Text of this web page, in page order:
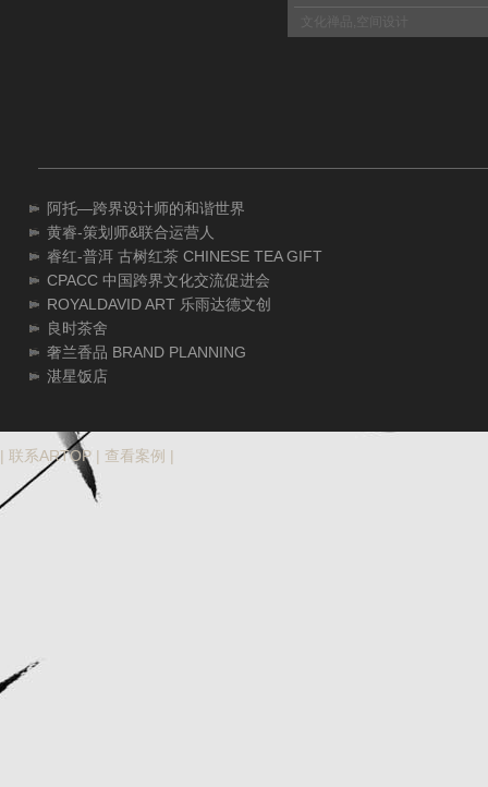
阿托—跨界设计师的和谐世界
黄睿-策划师&联合运营人
睿红-普洱 古树红茶 CHINESE TEA GIFT
CPACC 中国跨界文化交流促进会
ROYALDAVID ART 乐雨达德文创
良时茶舍
奢兰香品 BRAND PLANNING
湛星饭店
| 联系ARTOP | 查看案例 |